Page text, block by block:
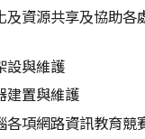
及資源共享及協助各
設與維護
建置與維護
各項網路資訊教育競